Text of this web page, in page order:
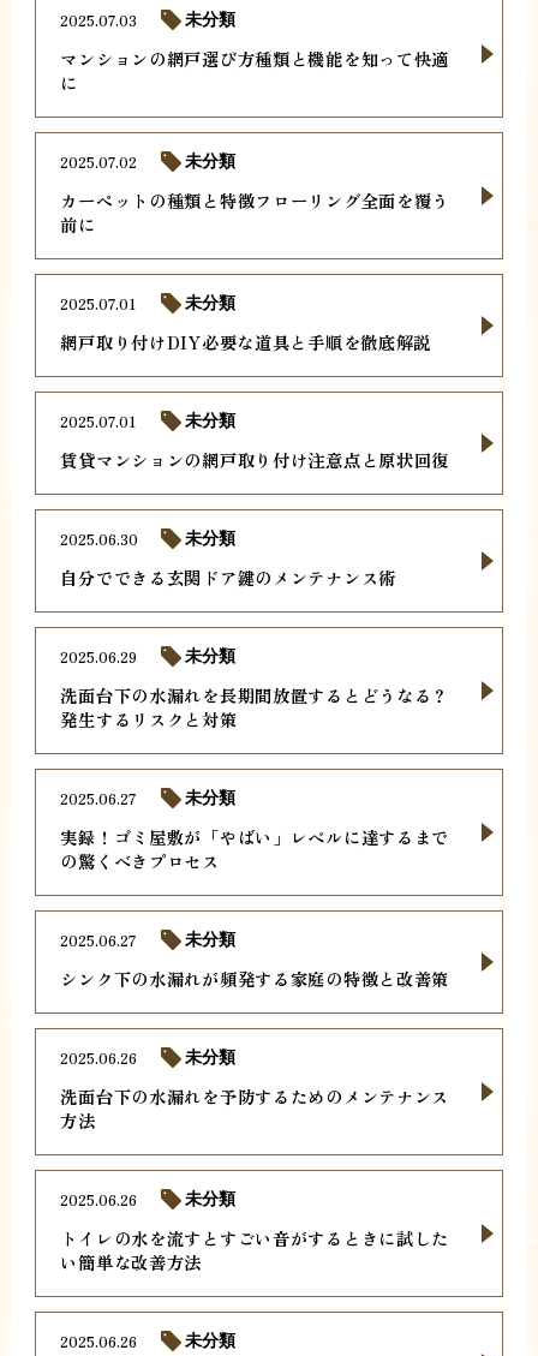
マンションの網戸選び方種類と機能を知って快適
に
2025.07.03 未分類
カーペットの種類と特徴フローリング全面を覆う
前に
2025.07.02 未分類
網戸取り付けDIY必要な道具と手順を徹底解説
2025.07.01 未分類
賃貸マンションの網戸取り付け注意点と原状回復
2025.07.01 未分類
自分でできる玄関ドア鍵のメンテナンス術
2025.06.30 未分類
洗面台下の水漏れを長期間放置するとどうなる？
発生するリスクと対策
2025.06.29 未分類
実録！ゴミ屋敷が「やばい」レベルに達するまで
の驚くべきプロセス
2025.06.27 未分類
シンク下の水漏れが頻発する家庭の特徴と改善策
2025.06.27 未分類
洗面台下の水漏れを予防するためのメンテナンス
方法
2025.06.26 未分類
トイレの水を流すとすごい音がするときに試した
い簡単な改善方法
2025.06.26 未分類
2025.06.26 未分類